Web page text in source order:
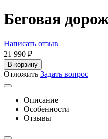
Беговая
Написать отзыв
21 990 ₽
В корзину
Отложить Задать вопрос
Описание
Особенности
Отзывы